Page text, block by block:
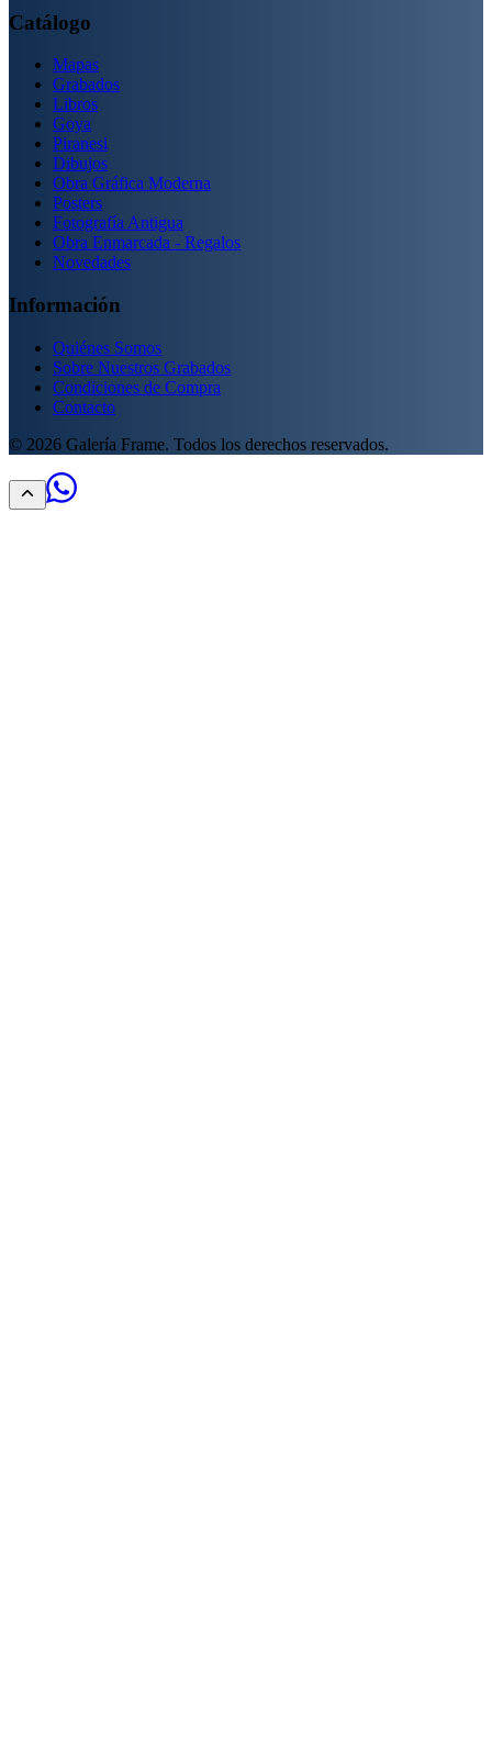
Catálogo
Mapas
Grabados
Libros
Goya
Piranesi
Dibujos
Obra Gráfica Moderna
Posters
Fotografía Antigua
Obra Enmarcada - Regalos
Novedades
Información
Quiénes Somos
Sobre Nuestros Grabados
Condiciones de Compra
Contacto
© 2026 Galería Frame. Todos los derechos reservados.